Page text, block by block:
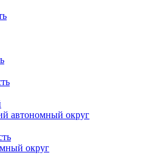
автономный округ
округ